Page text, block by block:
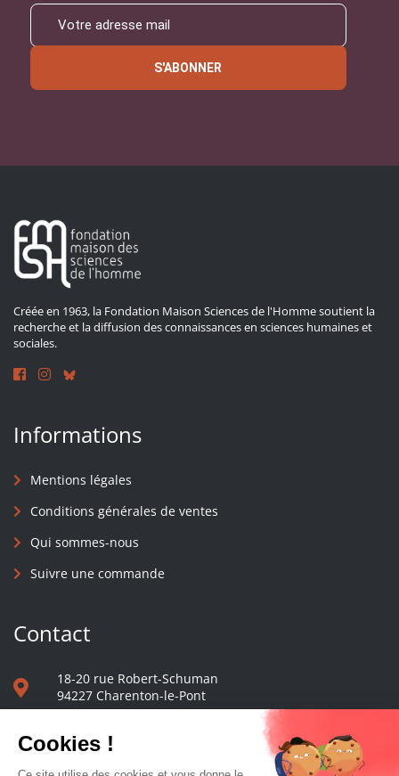
S'ABONNER
Créée en 1963, la Fondation Maison Sciences de l'Homme soutient la
recherche et la diffusion des connaissances en sciences humaines et
sociales.
Informations
Mentions légales
Conditions générales de ventes
Qui sommes-nous
Suivre une commande
Contact
18-20 rue Robert-Schuman
94227 Charenton-le-Pont